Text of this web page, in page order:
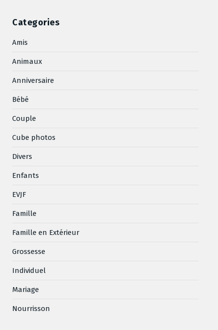
Categories
Amis
Animaux
Anniversaire
Bébé
Couple
Cube photos
Divers
Enfants
EVJF
Famille
Famille en Extérieur
Grossesse
Individuel
Mariage
Nourrisson